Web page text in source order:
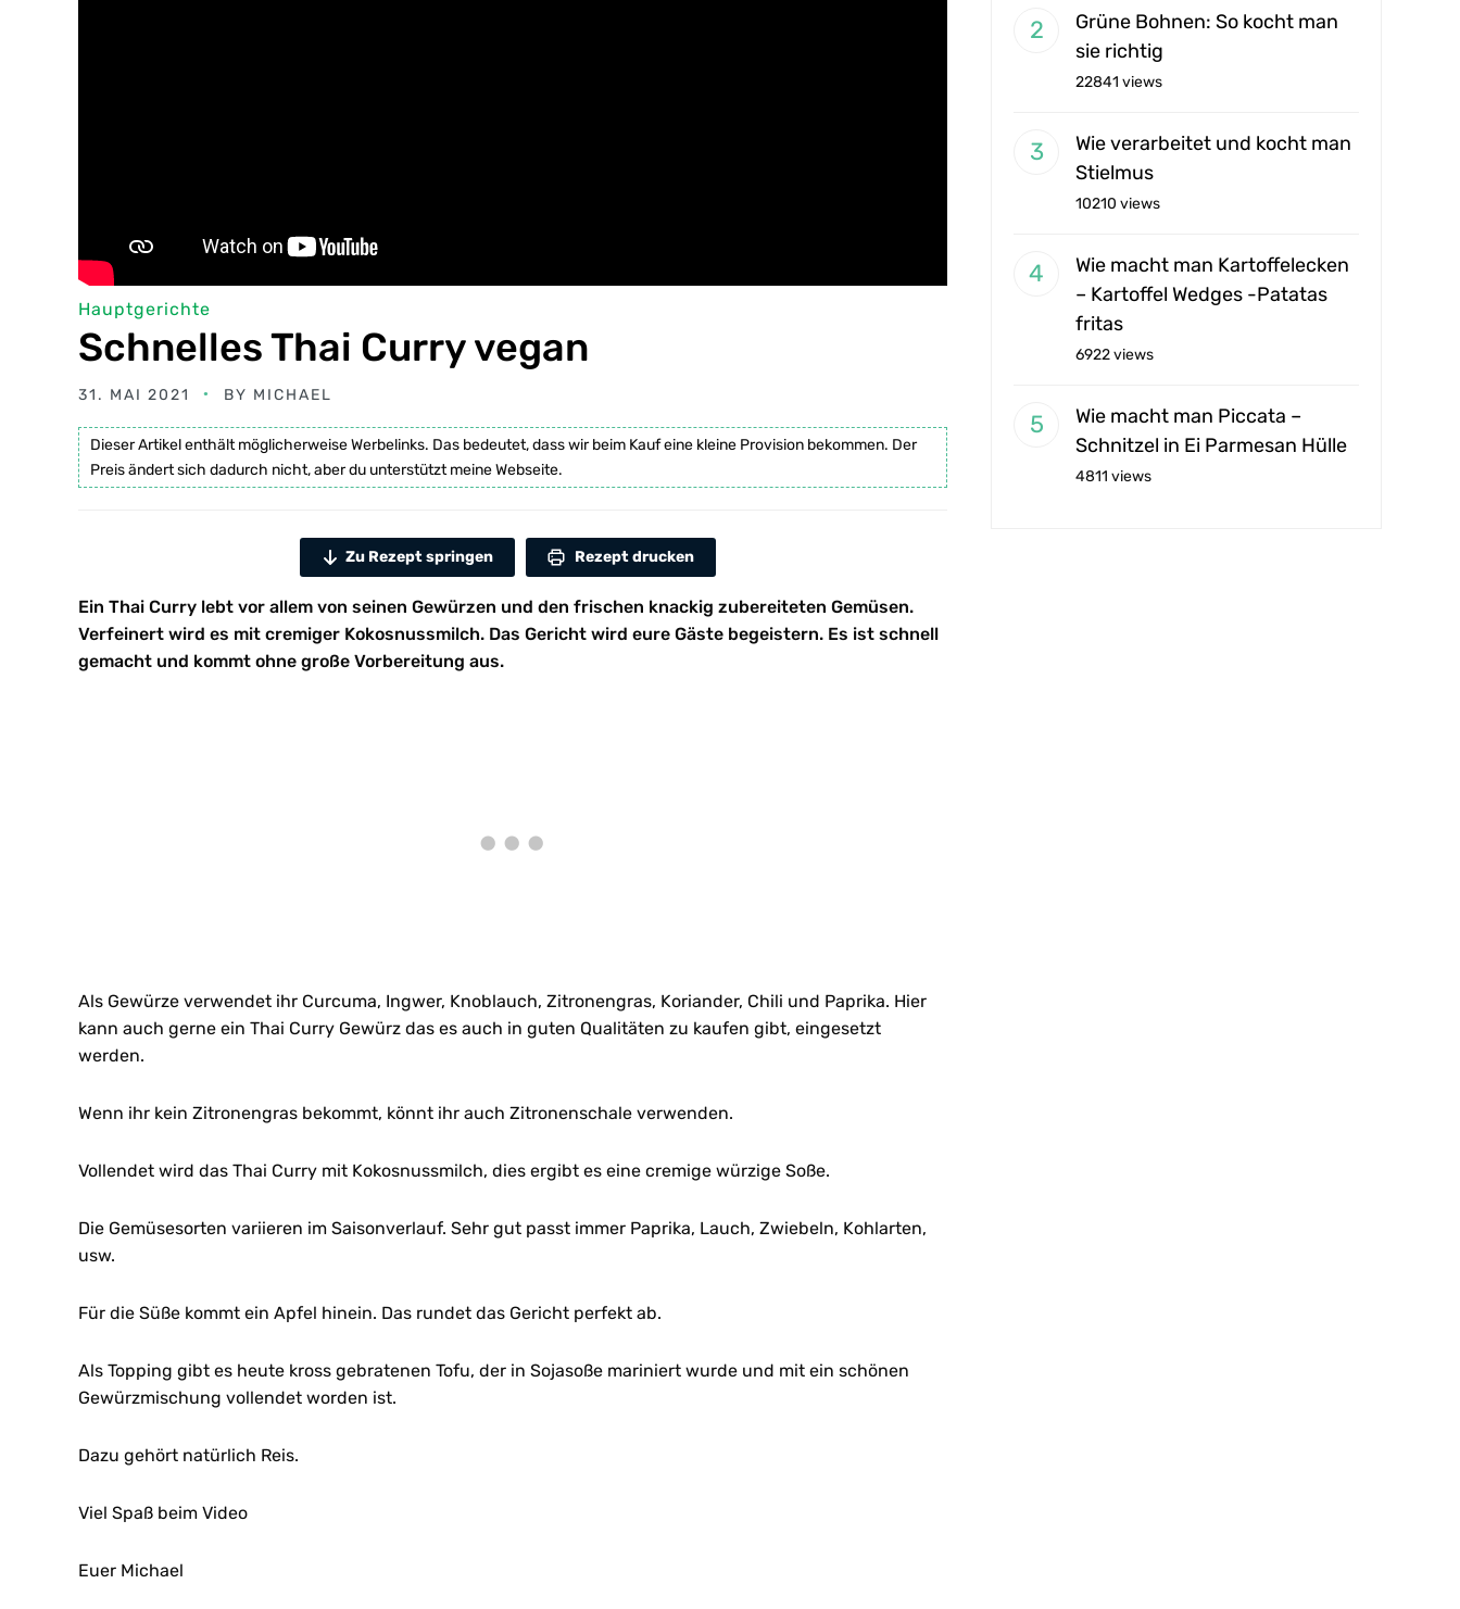
Hauptgerichte
Schnelles Thai Curry vegan
31. MAI 2021 BY MICHAEL
Dieser Artikel enthält möglicherweise Werbelinks. Das bedeutet, dass wir beim Kauf eine kleine Provision bekommen. Der
Preis ändert sich dadurch nicht, aber du unterstützt meine Webseite.
Zu Rezept springen Rezept drucken
Ein Thai Curry lebt vor allem von seinen Gewürzen und den frischen knackig zubereiteten Gemüsen.
Verfeinert wird es mit cremiger Kokosnussmilch. Das Gericht wird eure Gäste begeistern. Es ist schnell
gemacht und kommt ohne große Vorbereitung aus.
Als Gewürze verwendet ihr Curcuma, Ingwer, Knoblauch, Zitronengras, Koriander, Chili und Paprika. Hier
kann auch gerne ein Thai Curry Gewürz das es auch in guten Qualitäten zu kaufen gibt, eingesetzt
werden.
Wenn ihr kein Zitronengras bekommt, könnt ihr auch Zitronenschale verwenden.
Vollendet wird das Thai Curry mit Kokosnussmilch, dies ergibt es eine cremige würzige Soße.
Die Gemüsesorten variieren im Saisonverlauf. Sehr gut passt immer Paprika, Lauch, Zwiebeln, Kohlarten,
usw.
Für die Süße kommt ein Apfel hinein. Das rundet das Gericht perfekt ab.
Als Topping gibt es heute kross gebratenen Tofu, der in Sojasoße mariniert wurde und mit ein schönen
Gewürzmischung vollendet worden ist.
Dazu gehört natürlich Reis.
Viel Spaß beim Video
Euer Michael
Grüne Bohnen: So kocht man
sie richtig
22841 views
Wie verarbeitet und kocht man
Stielmus
10210 views
Wie macht man Kartoffelecken
– Kartoffel Wedges -Patatas
fritas
6922 views
Wie macht man Piccata –
Schnitzel in Ei Parmesan Hülle
4811 views